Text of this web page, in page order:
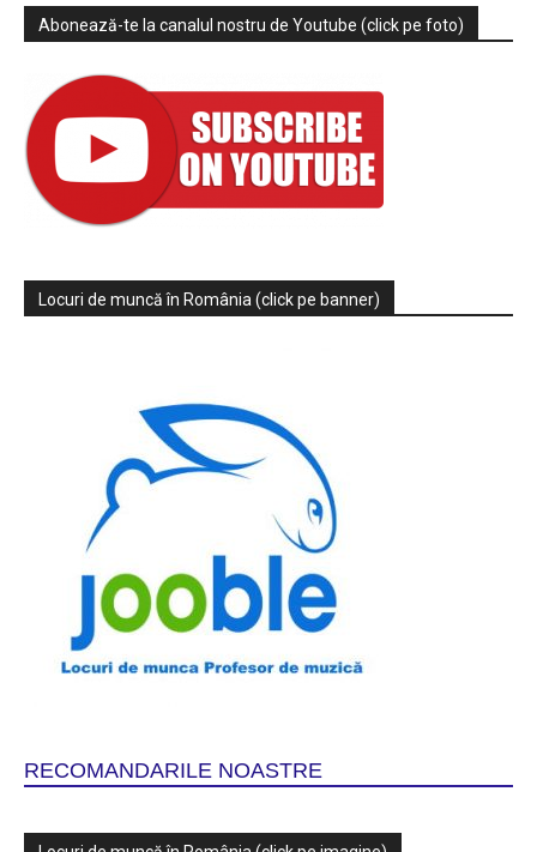
Abonează-te la canalul nostru de Youtube (click pe foto)
Locuri de muncă în România (click pe banner)
RECOMANDARILE NOASTRE